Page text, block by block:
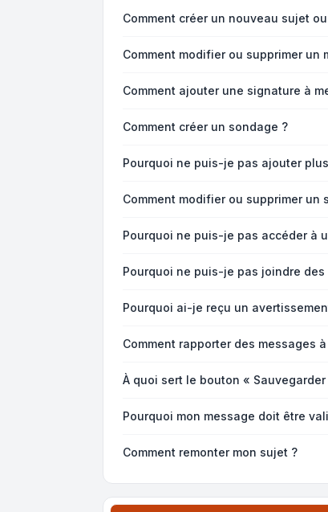
Comment créer un nouveau sujet
Comment modifier ou supprimer un
Comment ajouter une signature à
Comment créer un sondage ?
Pourquoi ne puis-je pas ajouter
Comment modifier ou supprimer un
Pourquoi ne puis-je pas accéder à
Pourquoi ne puis-je pas joindre
Pourquoi ai-je reçu un
Comment rapporter des messages
À quoi sert le bouton «
Pourquoi mon message doit être
Comment remonter mon sujet ?